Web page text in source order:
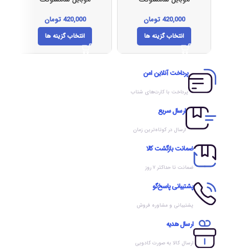
420,000 تومان
انتخاب گزینه ها
420,000 تومان
انتخاب گزینه ها
پرداخت آنلاین امن
پرداخت با کارت‌های شتاب
ارسال سریع
ارسال در کوتاه‌ترین زمان
ضمانت بازگشت کالا
ضمانت تا حداکثر ۷ روز
پشتیبانی پاسخ‌گو
پشتیبانی و مشاوره فروش
ارسال هدیه
ارسال کالا به صورت کادویی